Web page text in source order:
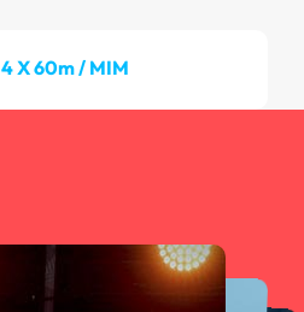
4 X 60m / MIM